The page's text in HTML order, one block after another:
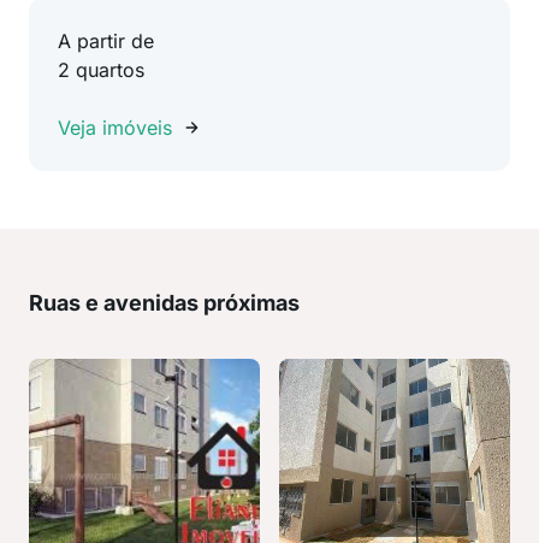
A partir de
2 quartos
Veja imóveis
Ruas e avenidas próximas